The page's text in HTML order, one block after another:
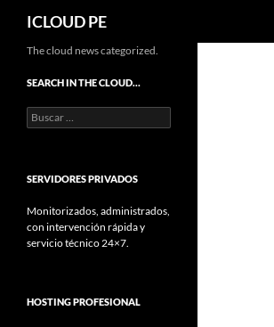
Saltar
contenido
ICLOUD PE
The cloud news categorized.
SEARCH IN THE CLOUD…
Buscar:
SERVIDORES PRIVADOS
Monitorizados, administrados,
con intervención rápida y
servicio técnico 24×7.
HOSTING PROFESIONAL